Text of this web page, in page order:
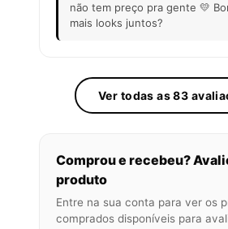
não tem preço pra gente 💛
mais looks juntos?
Ver todas as 83
Comprou e recebeu?
produto
Entre na sua conta para ver os
comprados disponíveis para